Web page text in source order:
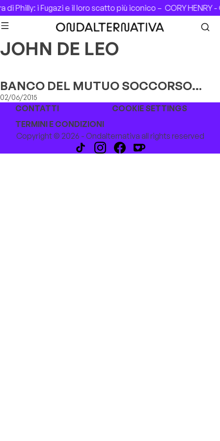
Skip to content
di Philly: i Fugazi e il loro scatto più iconico – CORY HENRY
JOHN DE LEO
BANCO DEL MUTUO SOCCORSO
Nuova Lineup
02/06/2015
CONTATTI
COOKIE SETTINGS
TERMINI E CONDIZIONI
Copyright © 2026 - Ondalternativa all rights reserved